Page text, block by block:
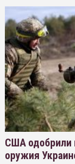
США одобрили
оружия